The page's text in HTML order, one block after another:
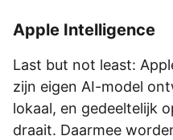
Apple Intelligence
Last but not least:
zijn eigen AI-model
lokaal, en gedeeltelijk
draait. Daarmee